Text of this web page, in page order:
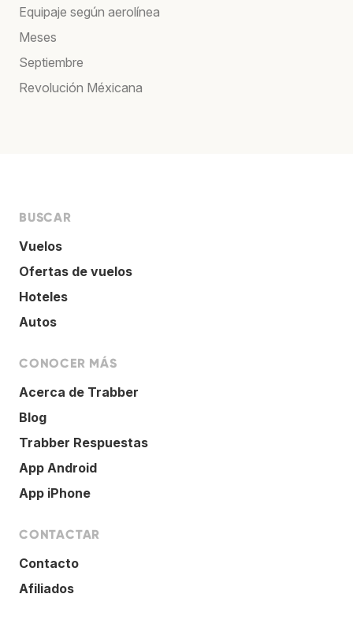
Equipaje según aerolínea
Meses
Septiembre
Revolución Méxicana
BUSCAR
Vuelos
Ofertas de vuelos
Hoteles
Autos
CONOCER MÁS
Acerca de Trabber
Blog
Trabber Respuestas
App Android
App iPhone
CONTACTAR
Contacto
Afiliados